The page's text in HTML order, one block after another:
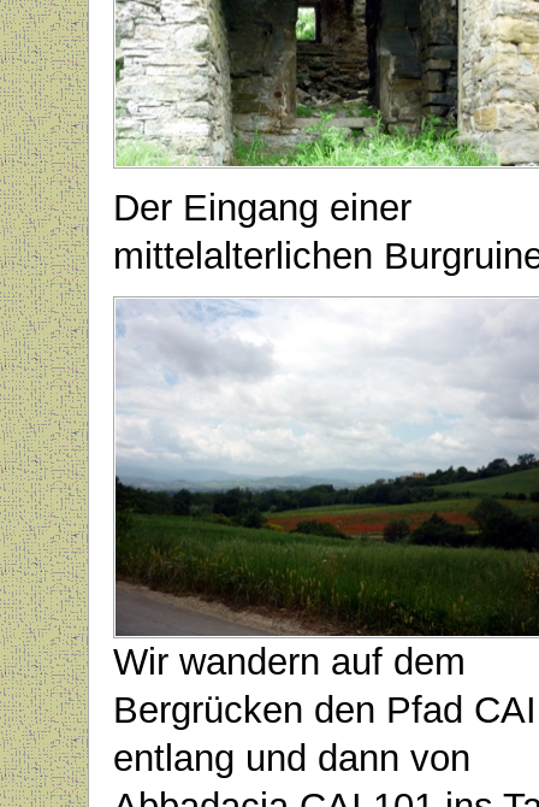
Der Eingang einer
mittelalterlichen
Wir wandern auf dem
Bergrücken den Pfad
entlang und dann von